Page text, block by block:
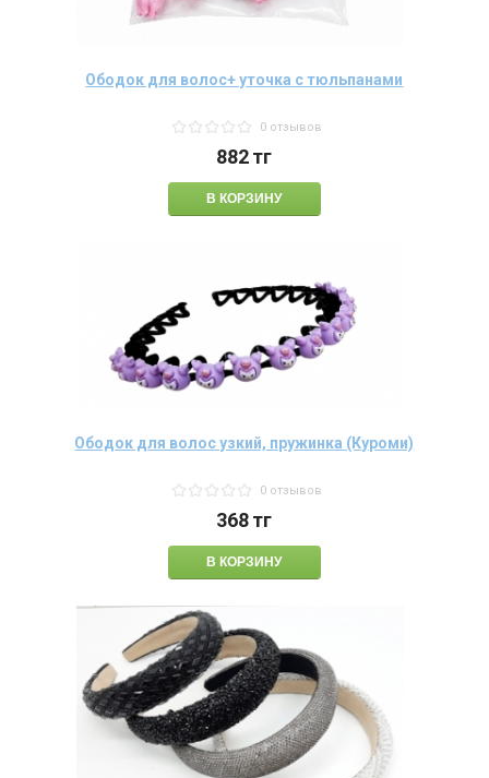
Ободок для волос+ уточка с тюльпанами
0 отзывов
882тг
Ободок для волос узкий, пружинка (Куроми)
0 отзывов
368тг